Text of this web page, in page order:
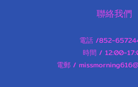
聯絡我們
電話 /852-
時間 / 12:00-
電郵 /